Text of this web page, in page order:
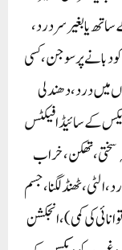
ساتھ یا بغیر سر درد،
دبانے پر سوجن، کسی
میں درد، دھندلی
کے سائیڈ افیکٹس
تھکن، خراب
ٹھنڈ لگنا، جسم
کی کمی)، انجکشن